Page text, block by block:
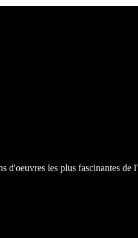
d'oeuvres les plus fascinantes de